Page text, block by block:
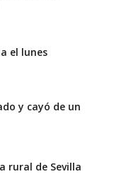
el lunes
y cayó de un
rural de Sevilla